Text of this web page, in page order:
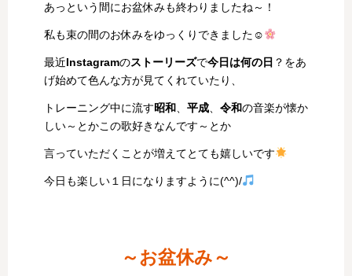
あっという間にお盆休みも終わりましたね～！
私も束の間のお休みをゆっくりできました☺
最近Instagramのストーリーズで今日は何の日 ？をあ
げ始めて色んな方が見てくれていたり、
トレーニング中に流す昭和 平成 令和の音楽が懐か
しい～とかこの歌好きなんです～とか
言っていただくことが増えてとても嬉しいです
今日も楽しい１日になりますように(^^)/
～お盆休み～